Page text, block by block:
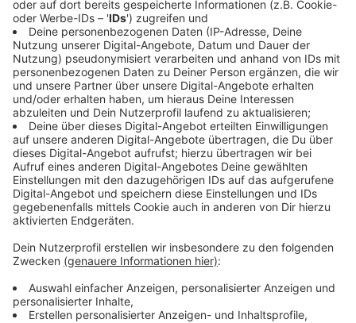
Gespräche mit Hildener Unternehmen geführt, um das
Spielmobil zu unterstützen, heißt es aus dem Rathaus.
So konnten mehr als 30.000 Euro gesammelt werden.
So könne man das mobile Angebot des Spielmobils im
kommenden Jahr aufrechterhalten und auch für 2026
gebe es schon erste Spendenzusagen.
Weitere Spenden, die das Angebot auch dauerhaft
sichern helfen, sind willkommen.Hier gibt es alle
Informationen und das Spendenkonto.
Monheim bereitet Ukraine auf EU-Normen vor
Normen vorzubereiten. Diese stehen in Verbindung zu
einem möglichen EU-Beitritt in der Zukunft. Es geht